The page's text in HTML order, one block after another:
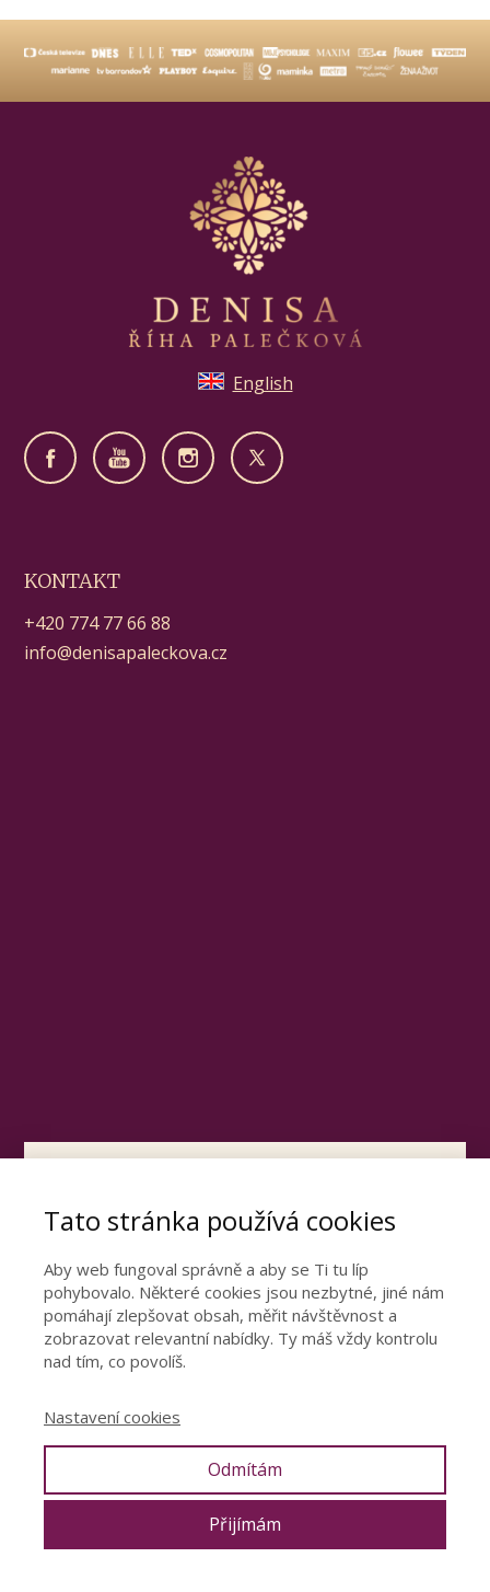
English
KONTAKT
+420 774 77 66 88
info@denisapaleckova.cz
šťastnému vztahu
Podívejte se video, ve kterém se dozvíte
nejdůležitější poznatky z mé 15leté praxe.
CHCI ŠŤASTNÝ VZTAH
© 2019 Denisa Říha Palečková |Ochrana osobních údajů|Obchodní
Tato stránka používá cookies
Aby web fungoval správně a aby se Ti tu líp
pohybovalo. Některé cookies jsou nezbytné, jiné nám
pomáhají zlepšovat obsah, měřit návštěvnost a
zobrazovat relevantní nabídky. Ty máš vždy kontrolu
nad tím, co povolíš.
Nastavení cookies
Odmítám
Přijímám